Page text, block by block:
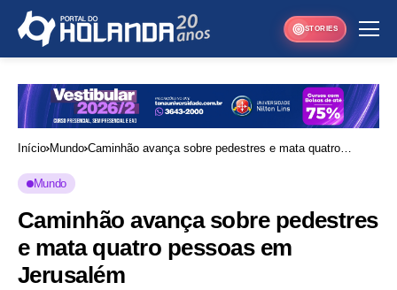
STORIES
Início Mundo Caminhão avança sobre pedestres e mata quatro
Mundo
Caminhão avança sobre pedestres
e mata quatro pessoas em
Jerusalém